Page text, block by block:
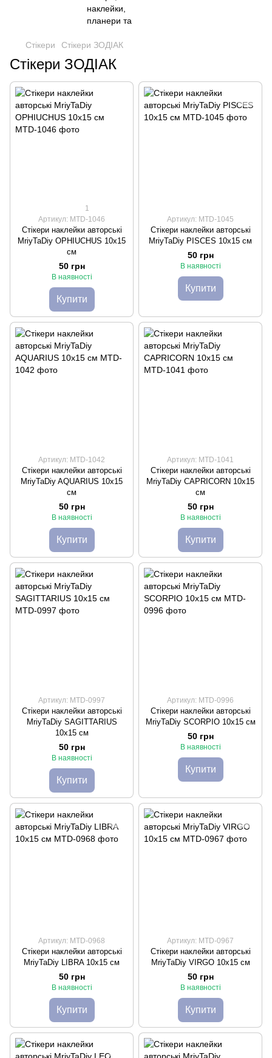
Стікери Стікери ЗОДІАК
Стікери ЗОДІАК
1
Артикул: MTD-1046
Стікери наклейки авторські
MriyTaDiy OPHIUCHUS 10х15
см
50 грн
В наявності
Купити
Артикул: MTD-1045
Стікери наклейки авторські
MriyTaDiy PISCES 10х15 см
50 грн
В наявності
Купити
Артикул: MTD-1042
Стікери наклейки авторські
MriyTaDiy AQUARIUS 10х15
см
50 грн
В наявності
Купити
Артикул: MTD-1041
Стікери наклейки авторські
MriyTaDiy CAPRICORN 10х15
см
50 грн
В наявності
Купити
Артикул: MTD-0997
Стікери наклейки авторські
MriyTaDiy SAGITTARIUS
10х15 см
50 грн
В наявності
Купити
Артикул: MTD-0996
Стікери наклейки авторські
MriyTaDiy SCORPIO 10х15 см
50 грн
В наявності
Купити
Артикул: MTD-0968
Стікери наклейки авторські
MriyTaDiy LIBRA 10х15 см
50 грн
В наявності
Купити
Артикул: MTD-0967
Стікери наклейки авторські
MriyTaDiy VIRGO 10х15 см
50 грн
В наявності
Купити